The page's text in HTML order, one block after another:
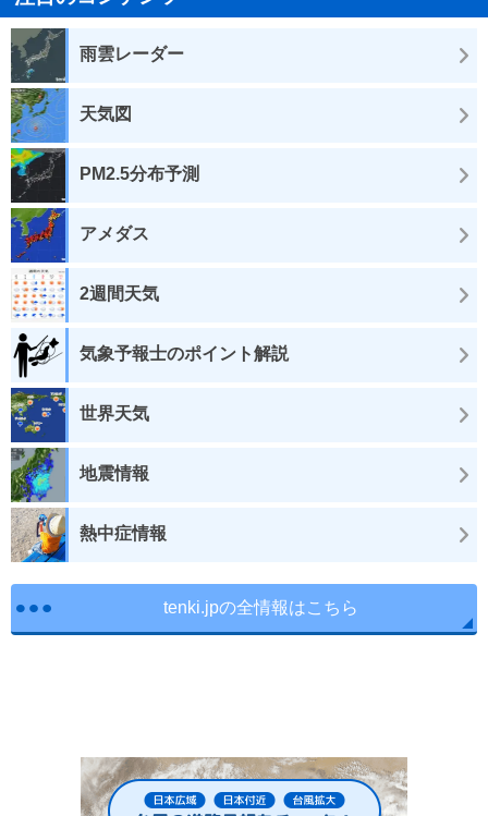
雨雲レーダー
天気図
PM2.5分布予測
アメダス
2週間天気
気象予報士のポイント解説
世界天気
地震情報
熱中症情報
tenki.jpの全情報はこちら